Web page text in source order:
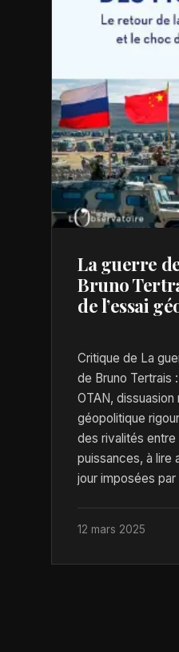
La guerre
Bruno
de l’essai
Critique de La
de Bruno Tertrais
OTAN, dissuasion
géopolitique
des rivalités entre
puissances, à lire
jour imposées
12 mars 2025